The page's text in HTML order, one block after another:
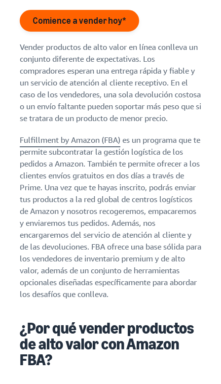
Empieza a vender y ahorra
con créditos, bonificaciones
y ventajas exclusivas
Ver
descripción
general
Introducción
para
vendedores
nuevos
En promedio, los
vendedores que
usan la Guía para
vendedores
nuevos durante
sus primeros
90 días generan
aproximadamente
seis veces más
ventas el primer
año.
Calcular
ingresos
y costos
de
gestión
logística
tarifas,
costos e
ingresos de
un producto
en función
del método
de gestión
logística.
Obtener datos de
desempeño útiles con
Análisis de marcas
Crear una tienda de
marca
Crea una tienda exclusiva
para mostrar tu marca
Autenticar productos
Asegúrate de que los
auténticos con
Transparency
Guía
para
hacer
crecer
tu
marca
en
información
sobre cómo
diferenciar
tu marca y
como en otros sitios web
Vende entre empresas
Ponte en contacto con
clientes empresariales
Vende a nivel
internacional
Vende a clientes de Amazon
de todo el mundo
Buscar proveedores de
servicios y aplicaciones
Buscar proveedores de
software y servicios
Terceriza
tu cadena
de
suministro
Obtener
administración
suministro para
varios canales
de venta
un negocio de comercio
electrónico
¿Qué es el envío
directo?
Descubre cómo tercerizar
la gestión y la entrega
Cómo vender
productos nuevos
Descubre cómo lanzar y
en varias categorías
Cómo crear una tienda
virtual
Obtén consejos para
configurar una tienda de
comercio electrónico
Historias de
vendedores
llegan al éxito en
Amazon
Español
Inicia
Comienza
a vender
Comience a vender hoy*
Vender productos de alto valor en línea conlleva un
conjunto diferente de expectativas. Los
compradores esperan una entrega rápida y fiable y
un servicio de atención al cliente receptivo. En el
caso de los vendedores, una sola devolución costosa
o un envío faltante pueden soportar más peso que si
se tratara de un producto de menor precio.
Fulfillment by Amazon (FBA) es un programa que te
permite subcontratar la gestión logística de los
pedidos a Amazon. También te permite ofrecer a los
clientes envíos gratuitos en dos días a través de
Prime. Una vez que te hayas inscrito, podrás enviar
tus productos a la red global de centros logísticos
de Amazon y nosotros recogeremos, empacaremos
y enviaremos tus pedidos. Además, nos
encargaremos del servicio de atención al cliente y
de las devoluciones. FBA ofrece una base sólida para
los vendedores de inventario premium y de alto
valor, además de un conjunto de herramientas
opcionales diseñadas específicamente para abordar
los desafíos que conlleva.
¿Por qué vender productos
de alto valor con Amazon
FBA?